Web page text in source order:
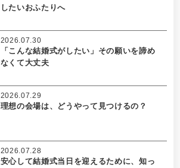
したいおふたりへ
「こんな結婚式がしたい」その願いを諦め
なくて大丈夫
2026.07.30
理想の会場は、どうやって見つけるの？
2026.07.29
安心して結婚式当日を迎えるために、知っ
2026.07.28